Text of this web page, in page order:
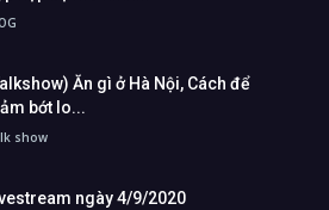
Ăn gì ở Hà Nội, Cách để
bớt lo...
show
ngày 4/9/2020